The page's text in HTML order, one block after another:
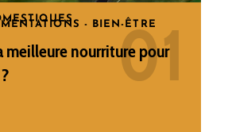
- BIEN-ÊTRE
meilleure nourriture pour